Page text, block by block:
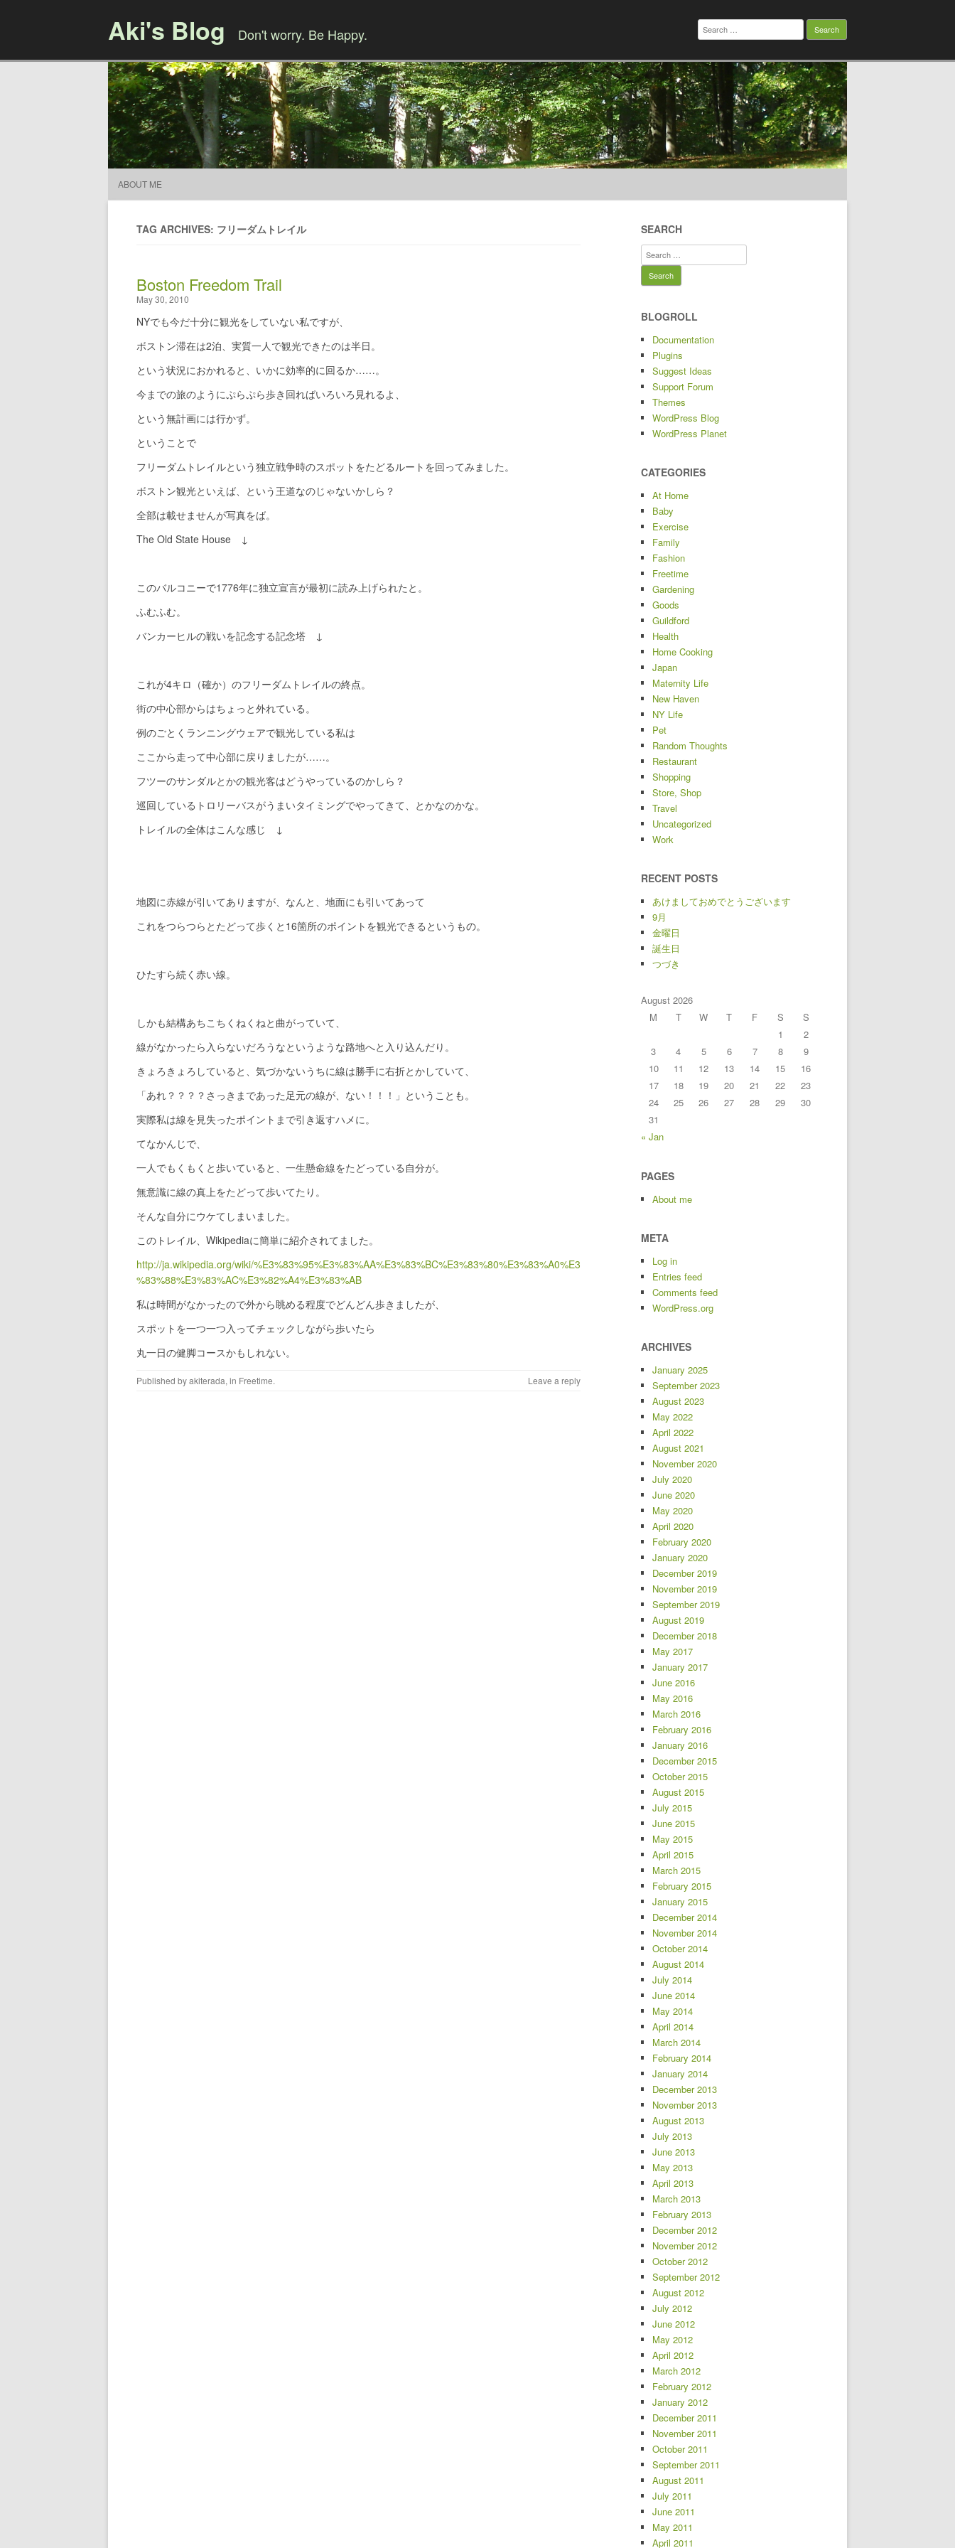
Aki's Blog Don't worry. Be Happy.
Search
for:
ABOUT ME
TAG ARCHIVES: フリーダムトレイル
Boston Freedom Trail
May 30, 2010
NYでも今だ十分に観光をしていない私ですが、
ボストン滞在は2泊、実質一人で観光できたのは半日。
という状況におかれると、いかに効率的に回るか……。
今までの旅のようにぷらぷら歩き回ればいろいろ見れるよ、
という無計画には行かず。
ということで
フリーダムトレイルという独立戦争時のスポットをたどるルートを回ってみました。
ボストン観光といえば、という王道なのじゃないかしら？
全部は載せませんが写真をば。
The Old State House ↓
このバルコニーで1776年に独立宣言が最初に読み上げられたと。
ふむふむ。
バンカーヒルの戦いを記念する記念塔 ↓
これが4キロ（確か）のフリーダムトレイルの終点。
街の中心部からはちょっと外れている。
例のごとくランニングウェアで観光している私は
ここから走って中心部に戻りましたが……。
フツーのサンダルとかの観光客はどうやっているのかしら？
巡回しているトロリーバスがうまいタイミングでやってきて、とかなのかな。
トレイルの全体はこんな感じ ↓
地図に赤線が引いてありますが、なんと、地面にも引いてあって
これをつらつらとたどって歩くと16箇所のポイントを観光できるというもの。
ひたすら続く赤い線。
しかも結構あちこちくねくねと曲がっていて、
線がなかったら入らないだろうなというような路地へと入り込んだり。
きょろきょろしていると、気づかないうちに線は勝手に右折とかしていて、
「あれ？？？？さっきまであった足元の線が、ない！！！」ということも。
実際私は線を見失ったポイントまで引き返すハメに。
てなかんじで、
一人でもくもくと歩いていると、一生懸命線をたどっている自分が。
無意識に線の真上をたどって歩いてたり。
そんな自分にウケてしまいました。
このトレイル、Wikipediaに簡単に紹介されてました。
http://ja.wikipedia.org/wiki/%E3%83%95%E3%83%AA%E3%83%BC%E3%83%80%E3%83%A0%E3
%83%88%E3%83%AC%E3%82%A4%E3%83%AB
私は時間がなかったので外から眺める程度でどんどん歩きましたが、
スポットを一つ一つ入ってチェックしながら歩いたら
丸一日の健脚コースかもしれない。
Published byakiterada, in Freetime. Leave a reply
SEARCH
Search
for:
BLOGROLL
Documentation
Plugins
Suggest Ideas
Support Forum
Themes
WordPress Blog
WordPress Planet
CATEGORIES
At Home
Baby
Exercise
Family
Fashion
Freetime
Gardening
Goods
Guildford
Health
Home Cooking
Japan
Maternity Life
New Haven
NY Life
Pet
Random Thoughts
Restaurant
Shopping
Store, Shop
Travel
Uncategorized
Work
RECENT POSTS
あけましておめでとうございます
9月
金曜日
誕生日
つづき
August 2026
M
T W T F S
S
1
2
3
4 5 6 7 8
9
10
11 12 13 14 15
16
17
18 19 20 21 22
23
24
25 26 27 28 29
30
31
« Jan
PAGES
About me
META
Log in
Entries feed
Comments feed
WordPress.org
ARCHIVES
January 2025
September 2023
August 2023
May 2022
April 2022
August 2021
November 2020
July 2020
June 2020
May 2020
April 2020
February 2020
January 2020
December 2019
November 2019
September 2019
August 2019
December 2018
May 2017
January 2017
June 2016
May 2016
March 2016
February 2016
January 2016
December 2015
October 2015
August 2015
July 2015
June 2015
May 2015
April 2015
March 2015
February 2015
January 2015
December 2014
November 2014
October 2014
August 2014
July 2014
June 2014
May 2014
April 2014
March 2014
February 2014
January 2014
December 2013
November 2013
August 2013
July 2013
June 2013
May 2013
April 2013
March 2013
February 2013
December 2012
November 2012
October 2012
September 2012
August 2012
July 2012
June 2012
May 2012
April 2012
March 2012
February 2012
January 2012
December 2011
November 2011
October 2011
September 2011
August 2011
July 2011
June 2011
May 2011
April 2011